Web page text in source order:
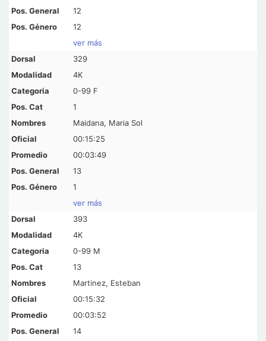
12
12
ver más
329
4K
0-99 F
1
Maidana, Maria Sol
00:15:25
00:03:49
13
1
ver más
393
4K
0-99 M
13
Martinez, Esteban
00:15:32
00:03:52
14